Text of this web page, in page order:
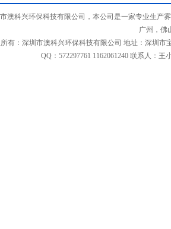
澳科兴环保科技有限公司，本公司是一家专业生
广州，佛
有：深圳市澳科兴环保科技有限公司 地址：深圳市
QQ：572297761 1162061240 联系人：王